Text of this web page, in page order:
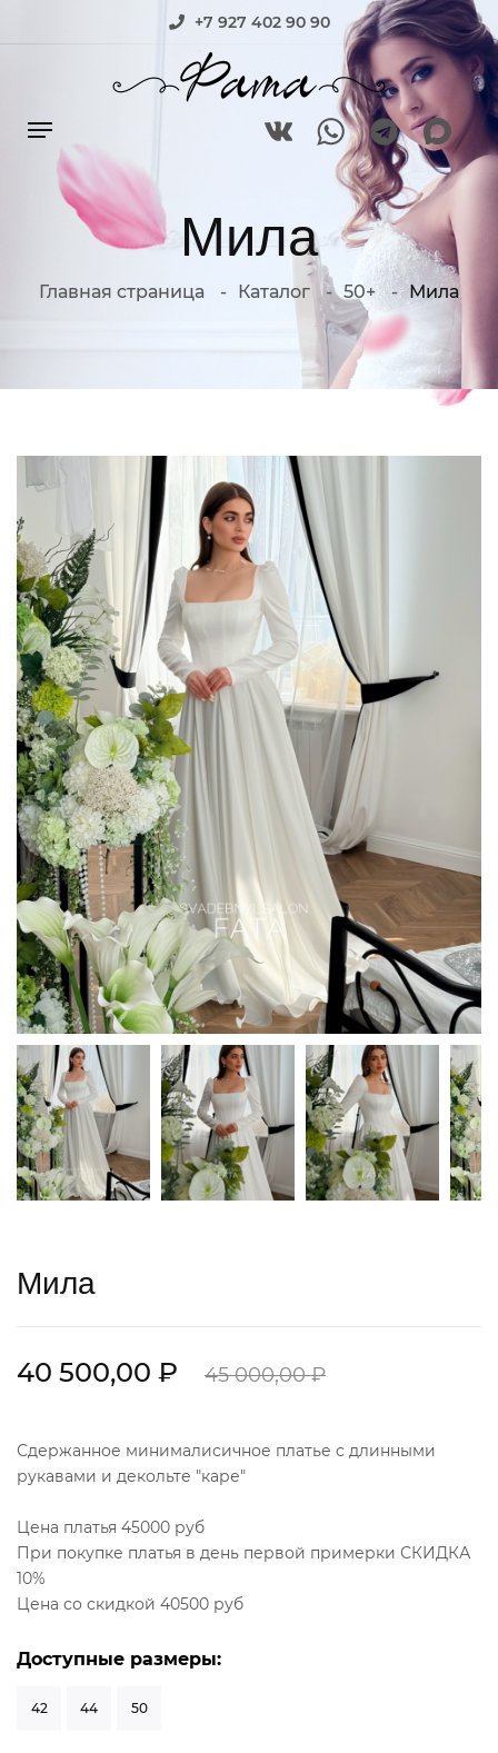
+7 927 402 90 90
Мила
Главная страница Каталог 50+ Мила
Мила
40 500,00 ₽ 45 000,00 ₽
Сдержанное минималисичное платье с длинными
рукавами и декольте "каре"
Цена платья 45000 руб
При покупке платья в день первой примерки СКИДКА
10%
Цена со скидкой 40500 руб
Доступные размеры:
42 44 50